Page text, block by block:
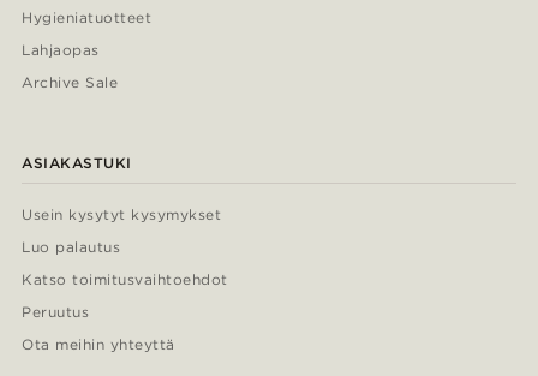
Hygieniatuotteet
Lahjaopas
Archive Sale
ASIAKASTUKI
Usein kysytyt kysymykset
Luo palautus
Katso toimitusvaihtoehdot
Peruutus
Ota meihin yhteyttä